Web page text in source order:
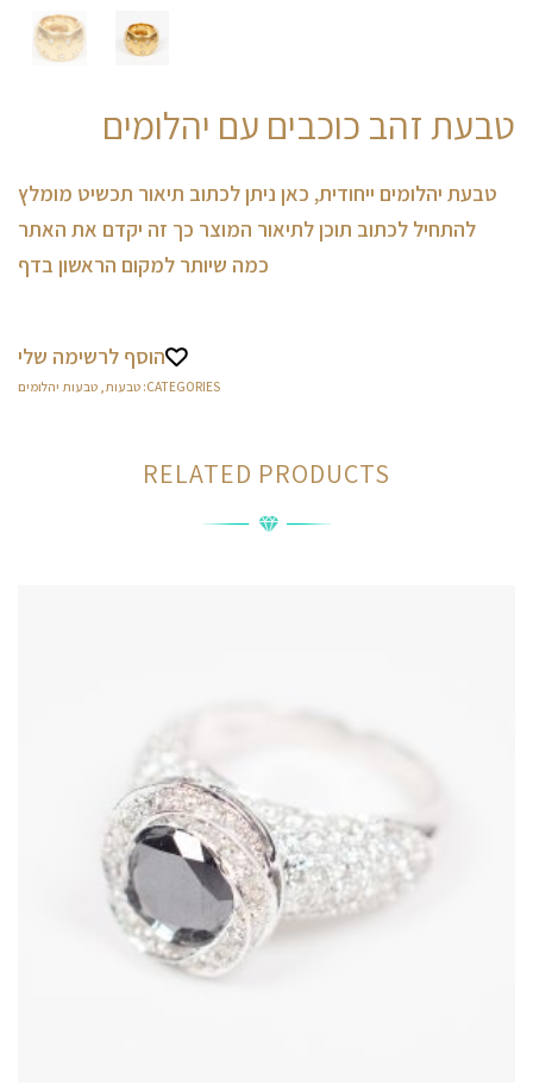
טבעת זהב כוכבים עם יהלומים
טבעת יהלומים ייחודית, כאן ניתן לכתוב תיאור תכשיט מומלץ
להתחיל לכתוב תוכן לתיאור המוצר כך זה יקדם את האתר
כמה שיותר למקום הראשון בדף
הוסף לרשימה שלי
CATEGORIES: טבעות טבעות יהלומים
RELATED PRODUCTS